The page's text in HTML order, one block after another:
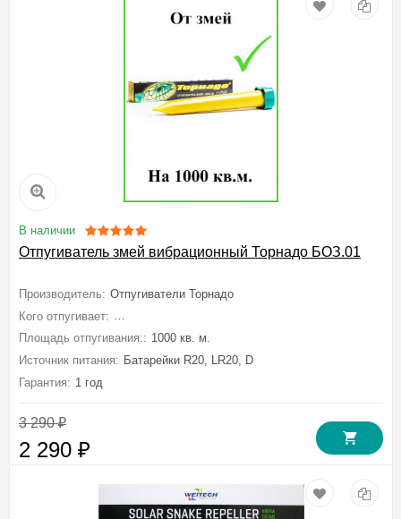
В наличии
Отпугиватель змей вибрационный Торнадо БОЗ.01
Производитель: Отпугиватели Торнадо
Кого отпугивает: Кротов, Мышей полевок, Медведку, Землероек,
Площадь отпугивания:: 1000 кв. м.
Источник питания: Батарейки R20, LR20, D
Гарантия: 1 год
3 290₽
2 290 ₽